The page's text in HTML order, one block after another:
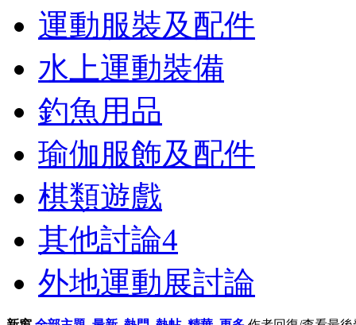
運動服裝及配件
水上運動裝備
釣魚用品
瑜伽服飾及配件
棋類遊戲
其他討論4
外地運動展討論